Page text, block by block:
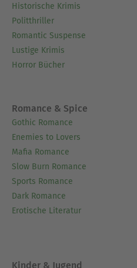
Historische Krimis
Politthriller
Romantic Suspense
Lustige Krimis
Horror Bücher
Romance & Spice
Gothic Romance
Enemies to Lovers
Mafia Romance
Slow Burn Romance
Sports Romance
Dark Romance
Erotische Literatur
Kinder & Jugend